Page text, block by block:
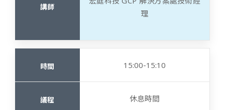
理
15:00-15:10
休息時間